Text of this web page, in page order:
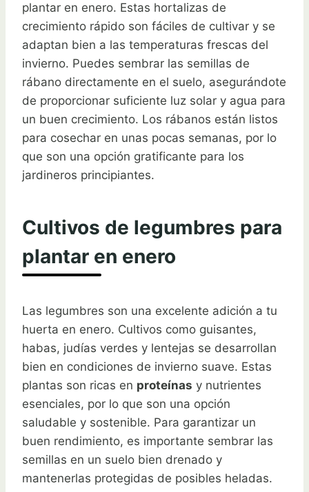
plantar en enero. Estas hortalizas de
crecimiento rápido son fáciles de cultivar y se
adaptan bien a las temperaturas frescas del
invierno. Puedes sembrar las semillas de
rábano directamente en el suelo, asegurándote
de proporcionar suficiente luz solar y agua para
un buen crecimiento. Los rábanos están listos
para cosechar en unas pocas semanas, por lo
que son una opción gratificante para los
jardineros principiantes.
Cultivos de legumbres para
plantar en enero
Las legumbres son una excelente adición a tu
huerta en enero. Cultivos como guisantes,
habas, judías verdes y lentejas se desarrollan
bien en condiciones de invierno suave. Estas
plantas son ricas en proteínas y nutrientes
esenciales, por lo que son una opción
saludable y sostenible. Para garantizar un
buen rendimiento, es importante sembrar las
semillas en un suelo bien drenado y
mantenerlas protegidas de posibles heladas.